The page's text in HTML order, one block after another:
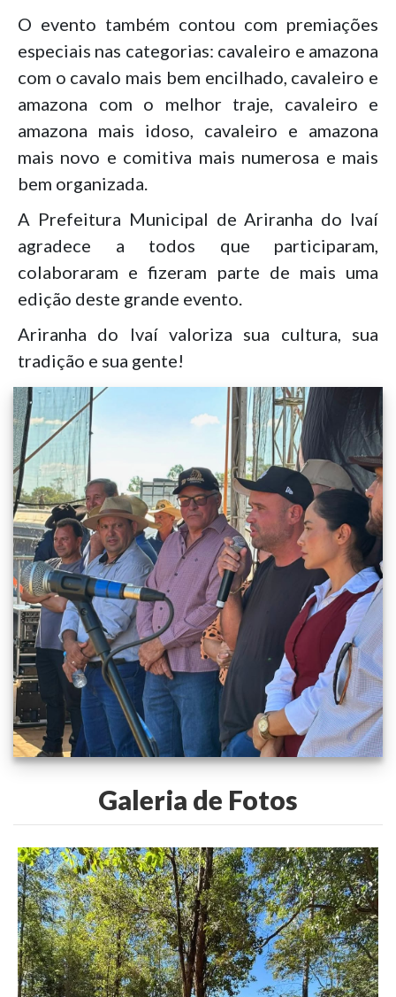
O evento também contou com premiações
especiais nas categorias: cavaleiro e amazona
com o cavalo mais bem encilhado, cavaleiro e
amazona com o melhor traje, cavaleiro e
amazona mais idoso, cavaleiro e amazona
mais novo e comitiva mais numerosa e mais
bem organizada.
A Prefeitura Municipal de Ariranha do Ivaí
agradece a todos que participaram,
colaboraram e fizeram parte de mais uma
edição deste grande evento.
Ariranha do Ivaí valoriza sua cultura, sua
tradição e sua gente!
Galeria de Fotos